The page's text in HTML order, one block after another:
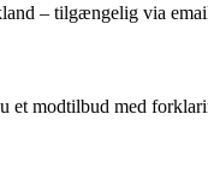
– tilgængelig via
et modtilbud med